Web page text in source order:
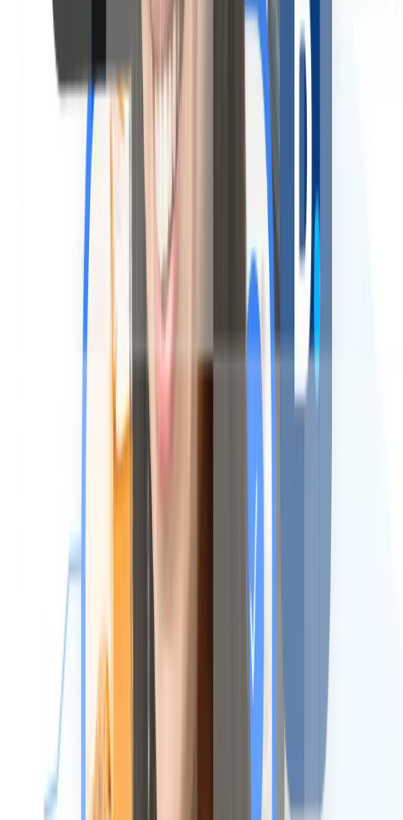
Catalogue d'extras personnalisable
Paiement sécurisé par CB (via Stripe)